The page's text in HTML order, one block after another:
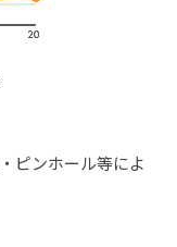
ピンホール等によ